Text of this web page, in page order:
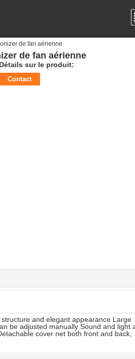
de fan aérienne
de fan aérienne
Détails sur le produit:
Contact
and elegant appearance Large
be adjusted manually Sound and light
cover net both front and back,